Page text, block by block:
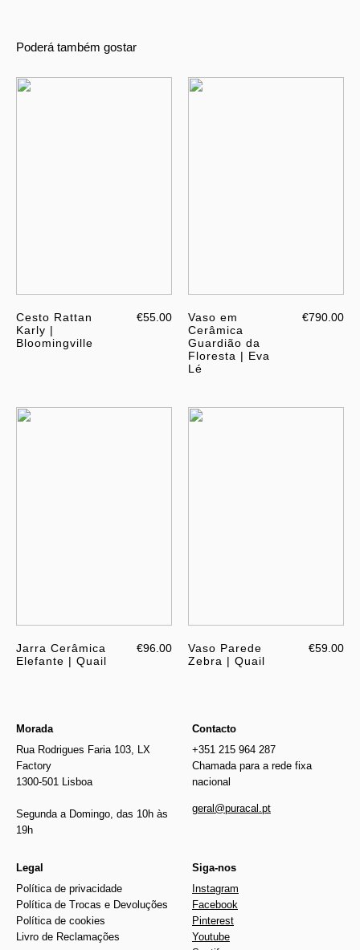
Poderá também gostar
Cesto Rattan
Karly |
Bloomingville
€55.00
Vaso em
Cerâmica
Guardião da
Floresta | Eva
Lé
€790.00
Jarra Cerâmica
Elefante | Quail
€96.00
Vaso Parede
Zebra | Quail
€59.00
Morada
Rua Rodrigues Faria 103, LX
Factory
1300-501 Lisboa
Segunda a Domingo, das 10h às
19h
Contacto
+351 215 964 287
Chamada para a rede fixa
nacional
geral@puracal.pt
Legal
Política de privacidade
Política de Trocas e Devoluções
Política de cookies
Livro de Reclamações
Siga-nos
Instagram
Facebook
Pinterest
Youtube